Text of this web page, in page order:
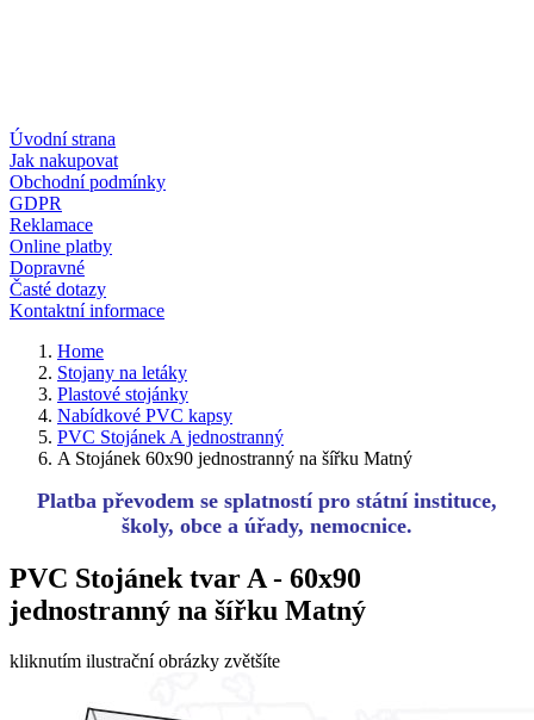
Úvodní strana
Jak nakupovat
Obchodní podmínky
GDPR
Reklamace
Online platby
Dopravné
Časté dotazy
Kontaktní informace
Home
Stojany na letáky
Plastové stojánky
Nabídkové PVC kapsy
PVC Stojánek A jednostranný
A Stojánek 60x90 jednostranný na šířku Matný
Platba převodem se splatností pro státní instituce,
školy, obce a úřady, nemocnice.
PVC Stojánek tvar A - 60x90
jednostranný na šířku Matný
kliknutím ilustrační obrázky zvětšíte